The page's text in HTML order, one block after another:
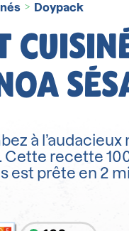
> Doypack
à
Cette recette
est prête en 2